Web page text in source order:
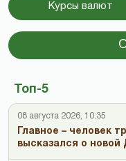
Курсы валют
Топ-5
08 августа 2026, 10:35
Главное – человек
высказался о